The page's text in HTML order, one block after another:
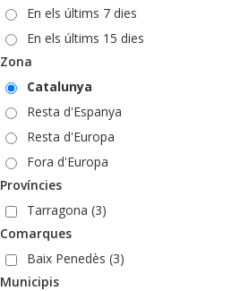
En els últims 7 dies
En els últims 15 dies
Zona
Catalunya
Resta d'Espanya
Resta d'Europa
Fora d'Europa
Províncies
Tarragona (3)
Comarques
Baix Penedès (3)
Municipis